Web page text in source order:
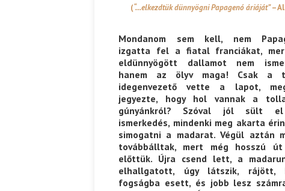
(“…elkezdtük dünnyögni Papagenó áriáját”–
Mondanom sem kell, nem
izgatta fel a fiatal franciákat,
eldünnyögött dallamot nem
hanem az ölyv maga! Csak a
idegenvezető vette a lapot,
jegyezte, hogy hol vannak a
gúnyánkról? Szóval jól sült
ismerkedés, mindenki meg akarta
simogatni a madarat. Végül aztán
továbbálltak, mert még hosszú
előttük. Újra csend lett, a
elhallgatott, úgy látszik, rájött,
fogságba esett, és jobb lesz